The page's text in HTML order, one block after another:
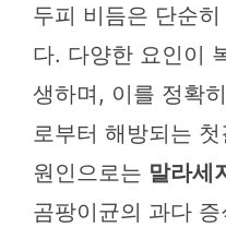
두피 비듬은 단순
다. 다양한 요인이
생하며, 이를 정확
로부터 해방되는
원인으로는 말라
곰팡이균의 과다